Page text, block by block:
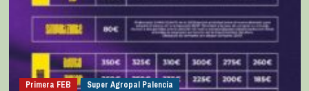
Primera FEB Super Agropal Palencia